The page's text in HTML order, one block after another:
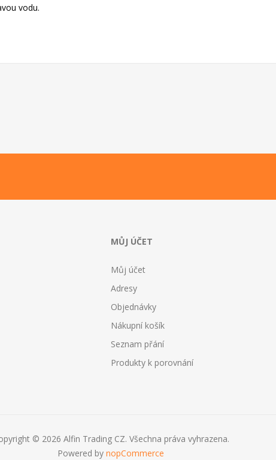
vodu.
MŮJ ÚČET
Můj účet
Adresy
Objednávky
Nákupní košík
Seznam přání
Produkty k porovnání
© 2026 Alfin Trading CZ. Všechna práva vyhrazena.
Powered by nopCommerce